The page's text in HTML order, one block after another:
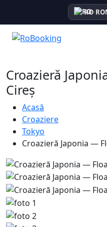
RO·
Croazieră
Cireș
Acasă
Croaziere
Tokyo
Croazieră Japonia —